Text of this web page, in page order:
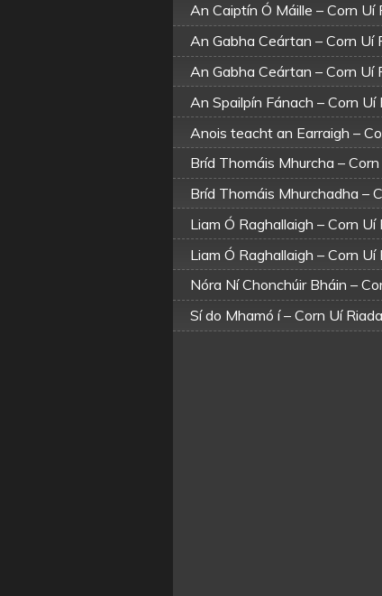
An Caiptín Ó Máille – Corn Uí
An Gabha Ceártan – Corn Uí
An Gabha Ceártan – Corn Uí
An Spailpín Fánach – Corn
Anois teacht an Earraigh –
Bríd Thomáis Mhurcha –
Bríd Thomáis Mhurchadha –
Liam Ó Raghallaigh – Corn
Liam Ó Raghallaigh – Corn
Nóra Ní Chonchúir Bháin –
Sí do Mhamó í – Corn Uí